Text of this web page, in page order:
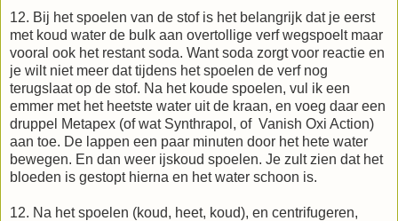
12. Bij het spoelen van de stof is het belangrijk dat je eerst
met koud water de bulk aan overtollige verf wegspoelt maar
vooral ook het restant soda. Want soda zorgt voor reactie en
je wilt niet meer dat tijdens het spoelen de verf nog
terugslaat op de stof. Na het koude spoelen, vul ik een
emmer met het heetste water uit de kraan, en voeg daar een
druppel Metapex (of wat Synthrapol, of Vanish Oxi Action)
aan toe. De lappen een paar minuten door het hete water
bewegen. En dan weer ijskoud spoelen. Je zult zien dat het
bloeden is gestopt hierna en het water schoon is.
12. Na het spoelen (koud, heet, koud), en centrifugeren,